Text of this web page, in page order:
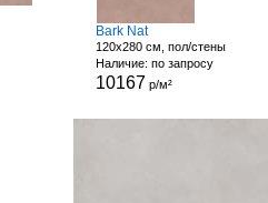
Bark Nat
120x280 см, пол/стены
Наличие: по запросу
10167 р/м²